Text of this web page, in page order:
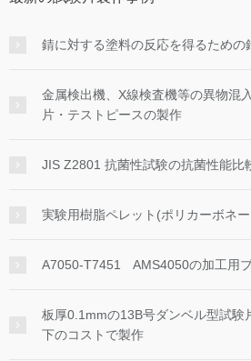
錆に対する塗料の反応を得るための
金属検出機、X線検査機等の異物混
片・テストピースの製作
JIS Z2801 抗菌性試験の抗菌性能比
実験用樹脂ペレット(ポリカーボネ
A7050-T7451 AMS4050の加工用
板厚0.1mmの13B号ダンベル型試験
下のコストで製作